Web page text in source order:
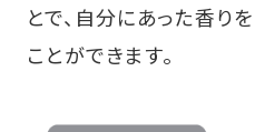
とで、自分にあった香り
ことができます。